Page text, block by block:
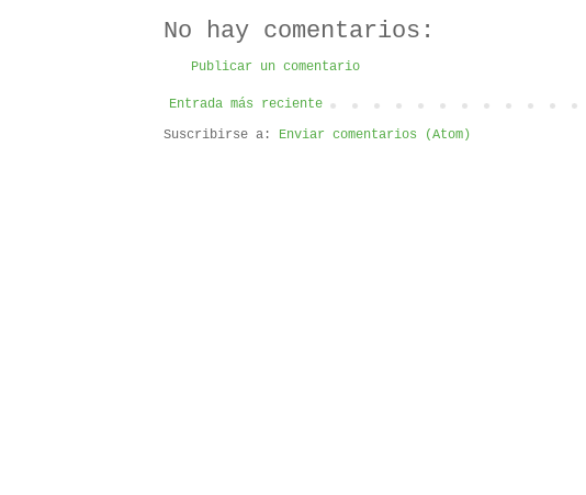
No hay comentarios:
Publicar un comentario
Entrada más reciente
Suscribirse a: Enviar comentarios (Atom)